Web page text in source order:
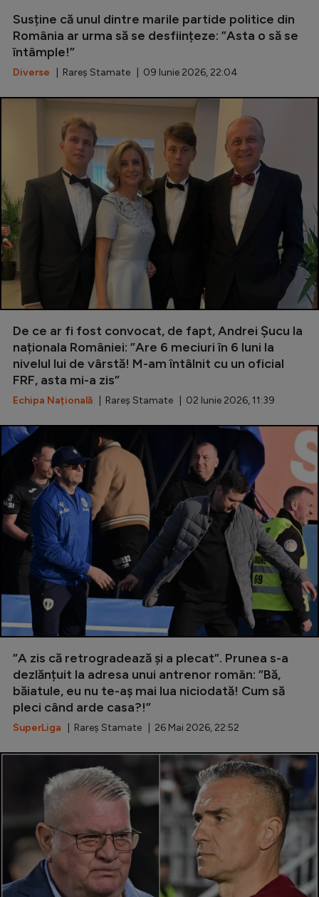
Susține că unul dintre marile partide politice din
România ar urma să se desființeze: ”Asta o să se
întâmple!”
Diverse | Rareș Stamate | 09 Iunie 2026, 22:04
De ce ar fi fost convocat, de fapt, Andrei Șucu la
naționala României: ”Are 6 meciuri în 6 luni la
nivelul lui de vârstă! M-am întâlnit cu un oficial
FRF, asta mi-a zis”
Echipa Națională | Rareș Stamate | 02 Iunie 2026, 11:39
”A zis că retrogradează și a plecat”. Prunea s-a
dezlănțuit la adresa unui antrenor român: ”Bă,
băiatule, eu nu te-aș mai lua niciodată! Cum să
pleci când arde casa?!”
SuperLiga | Rareș Stamate | 26 Mai 2026, 22:52